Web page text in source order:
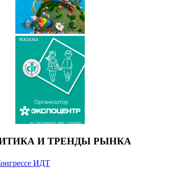
АО "ЭКСПОЦЕНТР" ИНН: 7718033809
РЕКЛАМА
АО "ЭКСПОЦЕНТР" ИНН: 7718033809
И ТРЕНДЫ РЫНКА
ИДТ